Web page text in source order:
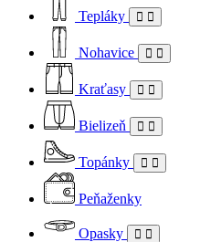
Tepláky
Nohavice
Kraťasy
Bielizeň
Topánky
Peňaženky
Opasky